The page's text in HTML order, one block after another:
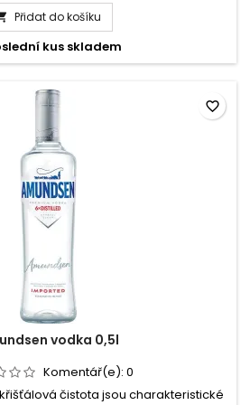
Jemná,...
Finlandia
Vodka
0,7l
-
sklenička
Přidat do košíku
kus skladem
vodka 0,5l
Komentář(e): 0
čistota jsou charakteristické
favorite_border